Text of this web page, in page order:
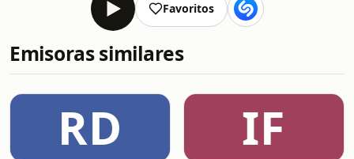
Favoritos
Emisoras similares
RD IF